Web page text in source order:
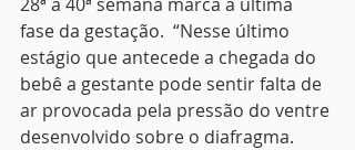
fase da gestação.  “Nesse último
estágio que antecede a chegada do
bebê a gestante pode sentir falta de
ar provocada pela pressão do ventre
desenvolvido sobre o diafragma.